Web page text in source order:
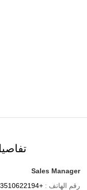
Sales Manager
رقم الهاتف : +8613510622194